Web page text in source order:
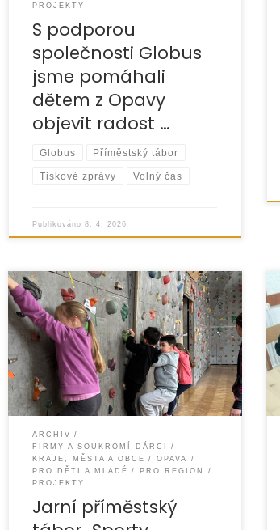
PROJEKTY
S podporou
společnosti Globus
jsme pomáhali
dětem z Opavy
objevit radost …
Globus Příměstský tábor
Tiskové zprávy Volný čas
Publikováno8. 4. 2026
Na začátku příměstského tábora
„Sporty z celého světa“, který se
v Opavě konal od 2. do 6. února
2026 a zúčastnilo se ho 10 dětí,
ARCHIV
FIRMY A SOUKROMÍ DÁRCI
KRAJE, MĚSTA A OBCE
OPAVA
PRO DĚTI A MLADÉ
PRO REGION
PROJEKTY
Jarní příměstský